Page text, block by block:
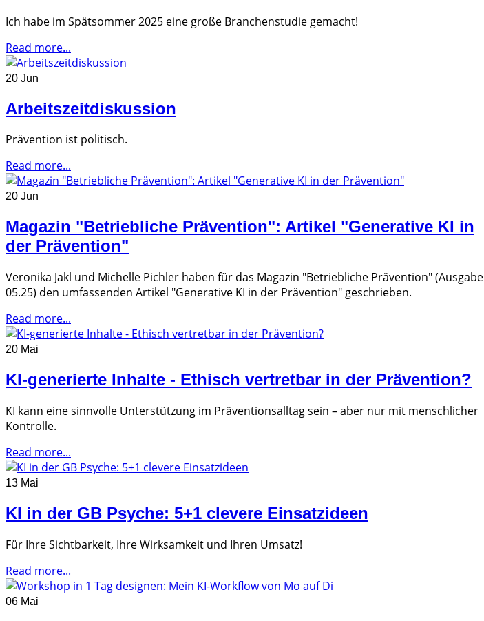
Ich habe im Spätsommer 2025 eine große Branchenstudie gemacht!
Read more...
20 Jun
Arbeitszeitdiskussion
Prävention ist politisch.
Read more...
20 Jun
Magazin "Betriebliche Prävention": Artikel "Generative KI in
der Prävention"
Veronika Jakl und Michelle Pichler haben für das Magazin "Betriebliche Prävention" (Ausgabe
05.25) den umfassenden Artikel "Generative KI in der Prävention" geschrieben.
Read more...
20 Mai
KI-generierte Inhalte - Ethisch vertretbar in der Prävention?
KI kann eine sinnvolle Unterstützung im Präventionsalltag sein – aber nur mit menschlicher
Kontrolle.
Read more...
13 Mai
KI in der GB Psyche: 5+1 clevere Einsatzideen
Für Ihre Sichtbarkeit, Ihre Wirksamkeit und Ihren Umsatz!
Read more...
06 Mai